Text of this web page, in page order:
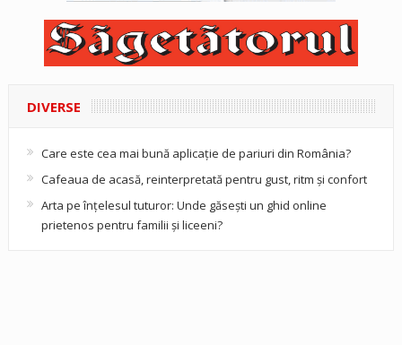
DIVERSE
Care este cea mai bună aplicație de pariuri din România?
Cafeaua de acasă, reinterpretată pentru gust, ritm și confort
Arta pe înțelesul tuturor: Unde găsești un ghid online
prietenos pentru familii și liceeni?